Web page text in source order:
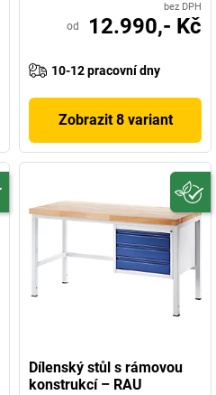
bez DPH
od 12.990,- Kč
10-12 pracovní dny
Zobrazit 8 variant
Dílenský stůl s rámovou
konstrukcí – RAU